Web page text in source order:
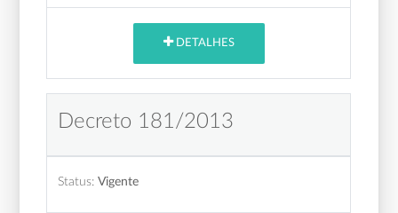
DETALHES
Decreto 181/2013
Status: Vigente